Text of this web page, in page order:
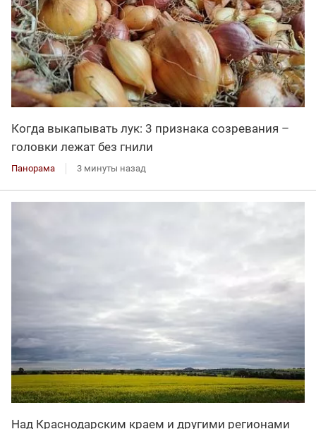
Когда выкапывать лук: 3 признака созревания –
головки лежат без гнили
Панорама 3 минуты назад
Над Краснодарским краем и другими регионами